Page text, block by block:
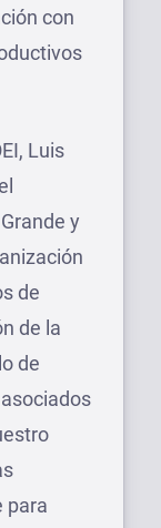
con
Luis
y
de
de la
de
para